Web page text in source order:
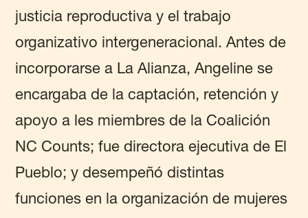
justicia reproductiva y el trabajo
organizativo intergeneracional. Antes de
incorporarse a La Alianza, Angeline se
encargaba de la captación, retención y
apoyo a les miembres de la Coalición
NC Counts; fue directora ejecutiva de El
Pueblo; y desempeñó distintas
funciones en la organización de mujeres